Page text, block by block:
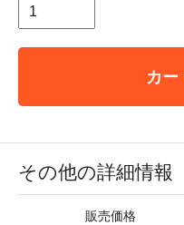
カー
その他の詳細情報
販売価格